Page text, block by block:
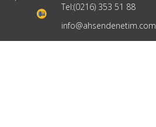
Tel:(0216) 353 51 88
info@ahsendenetim.com